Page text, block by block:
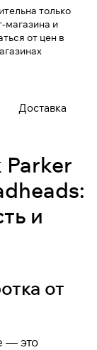
только
магазина и
от цен в
Доставка
Parker
и
от
— это
25%